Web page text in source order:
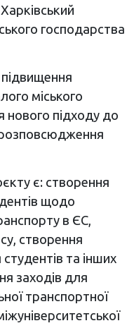
господарства
міського
підходу до
розповсюдження
є: створення
щодо
в ЄС,
створення
та інших
заходів для
транспортної